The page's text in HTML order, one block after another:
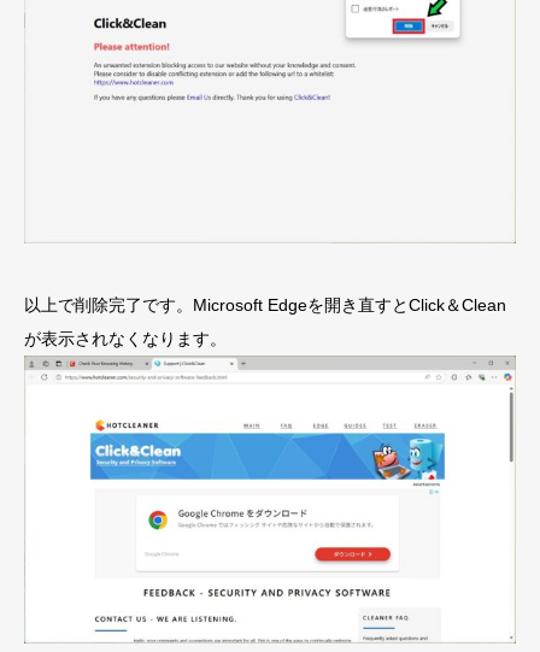
以上で削除完了です。Microsoft Edgeを開き直すとClick＆Clean
が表示されなくなります。